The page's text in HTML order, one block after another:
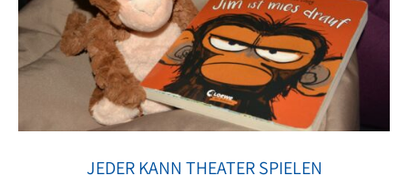
JEDER KANN THEATER SPIELEN